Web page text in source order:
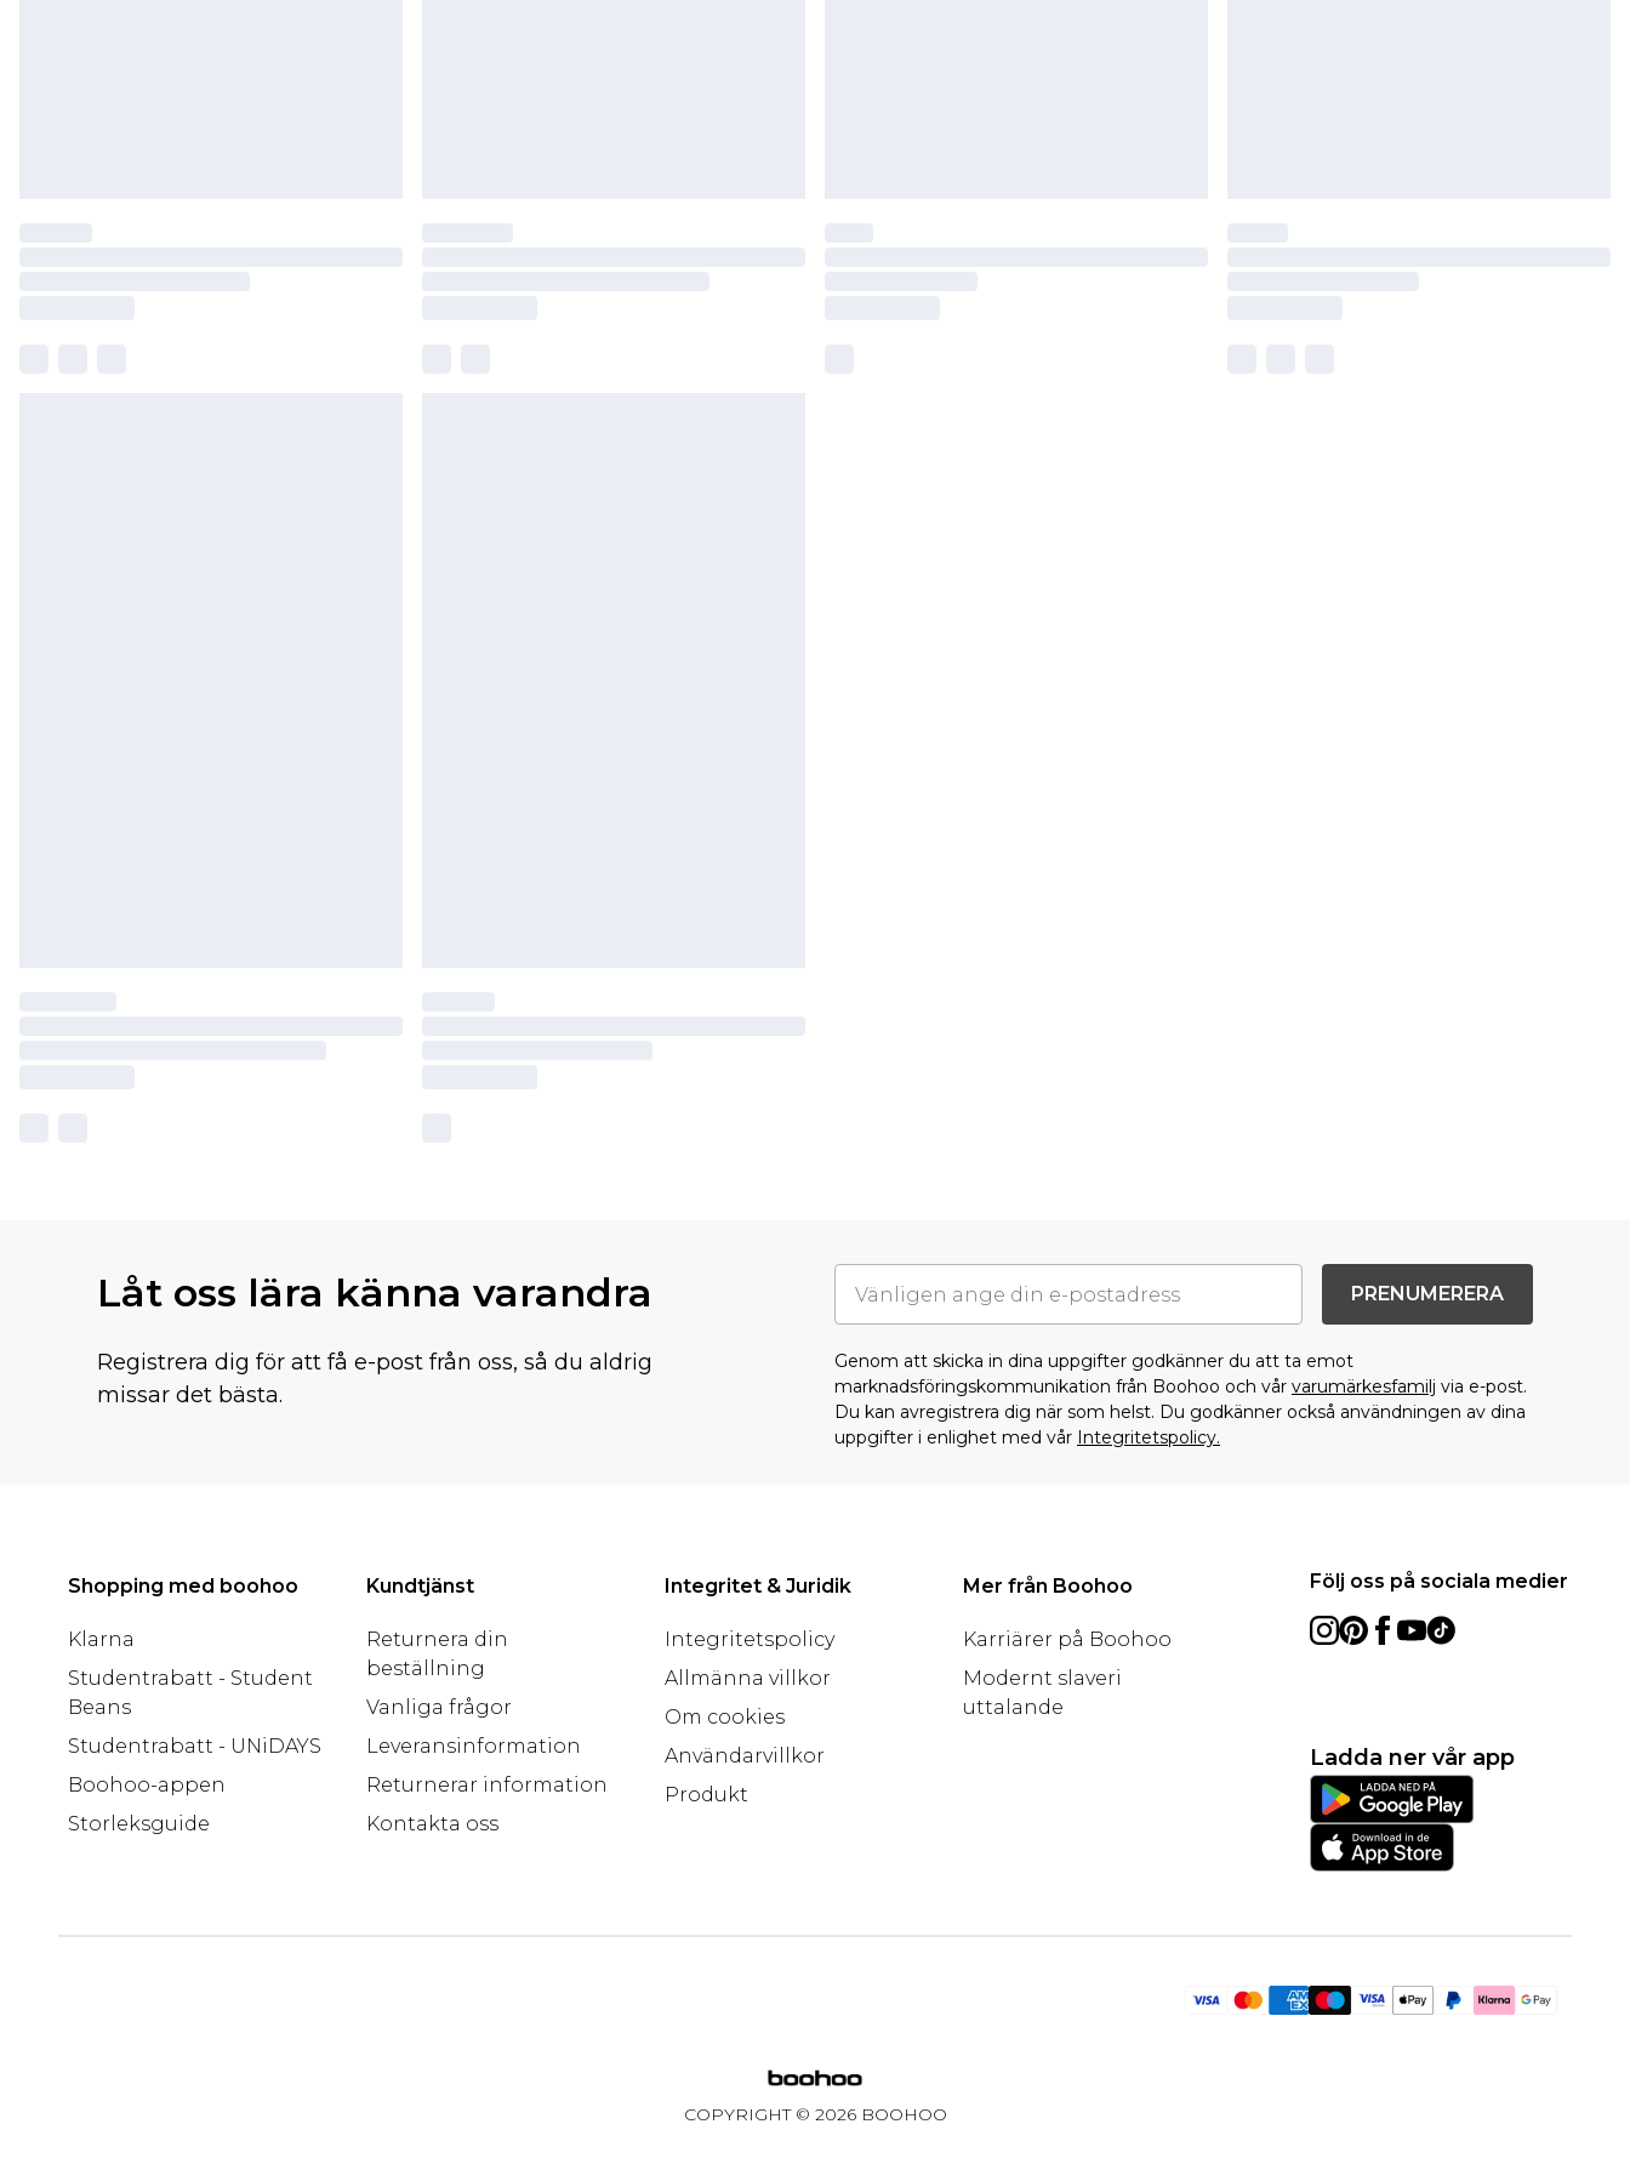
Låt oss lära känna varandra
Registrera dig för att få e-post från oss, så du aldrig
missar det bästa.
PRENUMERERA
Genom att skicka in dina uppgifter godkänner du att ta emot
marknadsföringskommunikation från Boohoo och vår varumärkesfamilj via e-post.
Du kan avregistrera dig när som helst. Du godkänner också användningen av dina
uppgifter i enlighet med vår Integritetspolicy.
Shopping med boohoo
Klarna
Studentrabatt - Student
Beans
Studentrabatt - UNiDAYS
Boohoo-appen
Storleksguide
Kundtjänst
Returnera din
beställning
Vanliga frågor
Leveransinformation
Returnerar information
Kontakta oss
Integritet & Juridik
Integritetspolicy
Allmänna villkor
Om cookies
Användarvillkor
Produkt
Mer från Boohoo
Karriärer på Boohoo
Modernt slaveri
uttalande
Följ oss på sociala medier
Ladda ner vår app
COPYRIGHT © 2026 BOOHOO